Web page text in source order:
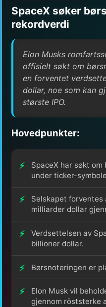
SpaceX søker
rekordverdi
Elon Musks
offisielt søkt om
en forventet
dollar, noe som kan
største IPO.
Hovedpunkter:
SpaceX har søkt
under ticker-
Selskapet
milliarder dollar
Verdsettelsen av
billioner dollar.
Børsnoteringen er
Elon Musk vil
gjennom röststerke